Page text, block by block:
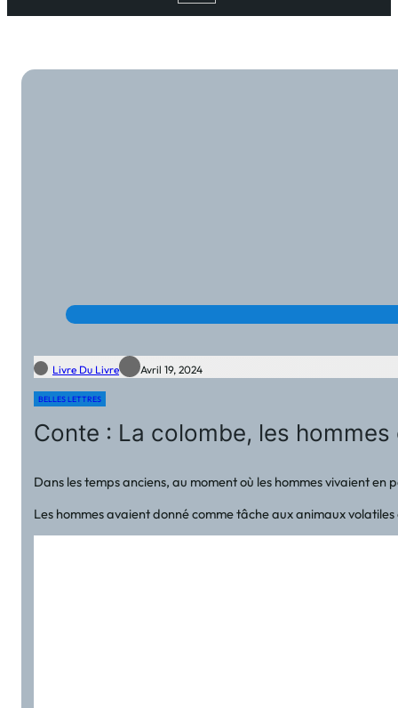
Livre Du Livre Avril 19, 2024
BELLES LETTRES
Conte : La colombe, les hommes
Dans les temps anciens, au moment où les hommes vivaient
Les hommes avaient donné comme tâche aux animaux